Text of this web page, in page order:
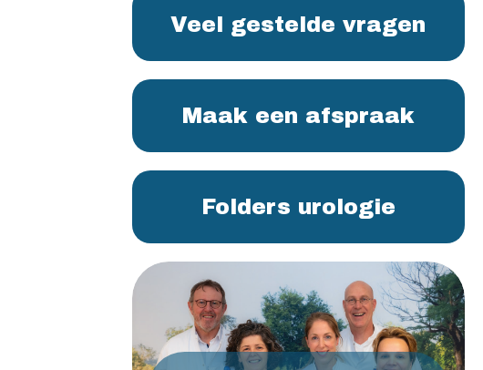
Veel gestelde vragen
Maak een afspraak
Folders urologie